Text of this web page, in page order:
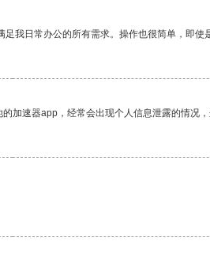
我日常办公的所有需求。操作也很简单，即使
加速器app，经常会出现个人信息泄露的情况，